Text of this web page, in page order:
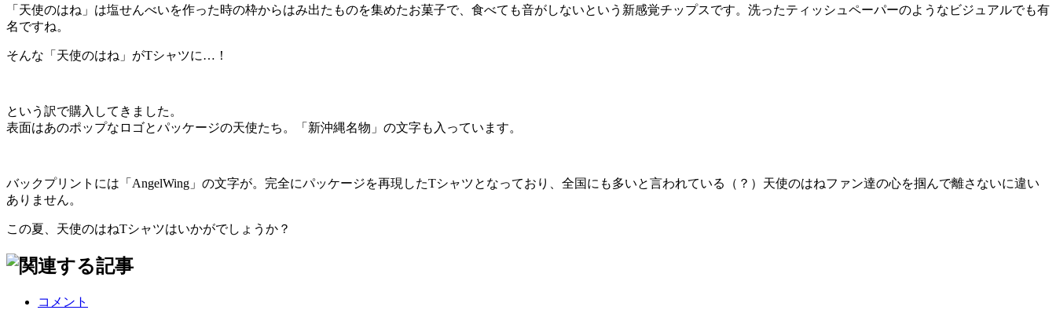
「天使のはね」は塩せんべいを作った時の枠からはみ出たものを集めたお菓子で、食べても音がしないという新感覚チップスです。洗ったティッシュペーパーのようなビジュアルでも有
名ですね。
そんな「天使のはね」がTシャツに…！
という訳で購入してきました。
表面はあのポップなロゴとパッケージの天使たち。「新沖縄名物」の文字も入っています。
バックプリントには「AngelWing」の文字が。完全にパッケージを再現したTシャツとなっており、全国にも多いと言われている（？）天使のはねファン達の心を掴んで離さないに違い
ありません。
この夏、天使のはねTシャツはいかがでしょうか？
コメント